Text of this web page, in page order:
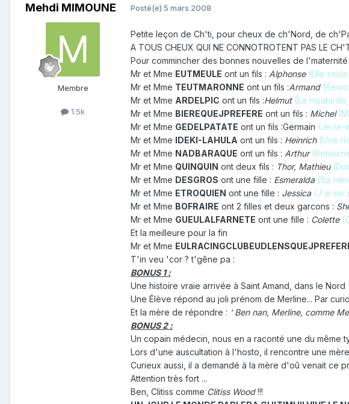
Mehdi MIMOUNE
Membre
1.5k
Posté(e) 5 mars 2008
Petite leçon de Ch'ti, pour cheux de ch'Nord, de
A TOUS CHEUX QUI NE CONNOTROTENT PAS LE
Pour commincher des bonnes nouvelles de
Mr et Mme EUTMEULE ont un fils : Alphonse (Elle
Mr et Mme TEUTMARONNE ont un fils :Armand
Mr et Mme ARDELPIC ont un fils :Helmut (La
Mr et Mme BIEREQUEJPREFERE ont un fils : Michel
Mr et Mme GEDELPATATE ont un fils :Germain (Je re-
Mr et Mme IDEKI-LAHULA ont un fils : Heinrich (Une
Mr et Mme NADBARAQUE ont un fils : Arthur
Mr et Mme QUINQUIN ont deux fils : Thor, Mathieu
Mr et Mme DESGROS ont une fille : Esmeralda (Sa
Mr et Mme ETROQUIEN ont une fille : Jessica (J'ai six
Mr et Mme BOFRAIRE ont 2 filles et deux garcons :
Mr et Mme GUEULALFARNETE ont une fille : Colette
Et la meilleure pour la fin
Mr et Mme
T'in veu 'cor ? t'gêne pa :
BONUS 1 :
Une histoire vraie arrivée à Saint Amand, dans le
Une Élève répond au joli prénom de Merline... Par
Et la mère de répondre : ' Ben nan, Merline, comme
BONUS 2 :
Un copain médecin, nous en a raconté une du même
Lors d'une auscultation à l'hosto, il rencontre une
Curieux aussi, il a demandé à la mère d'oû venait ce
Attention très fort ...
Ben, Clitiss comme Clitiss Wood!!!